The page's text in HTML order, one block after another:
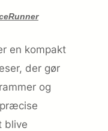
en kompakt
der gør
og
blive